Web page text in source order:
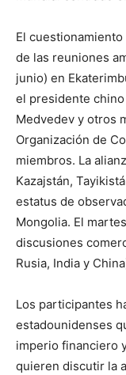
El
de las reuniones
junio) en
el presidente
Medvedev y otros
Organización de
miembros. La
Kazajstán,
estatus de
Mongolia. El
discusiones
Rusia, India y
Los participantes
estadounidenses
imperio financiero
quieren discutir la